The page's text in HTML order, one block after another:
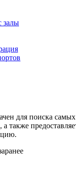
залы
для поиска
также